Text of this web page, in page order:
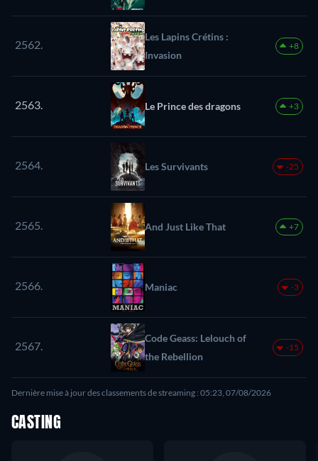
2562.
Les Lapins Crétins :
Invasion
+8
2563. Le Prince des dragons +3
2564. Les Survivants -25
2565. And Just Like That +7
2566. Maniac -3
2567.
Code Geass: Lelouch of
the Rebellion
-15
Dernière mise à jour des classements de streaming : 05:23, 07/08/2026
CASTING